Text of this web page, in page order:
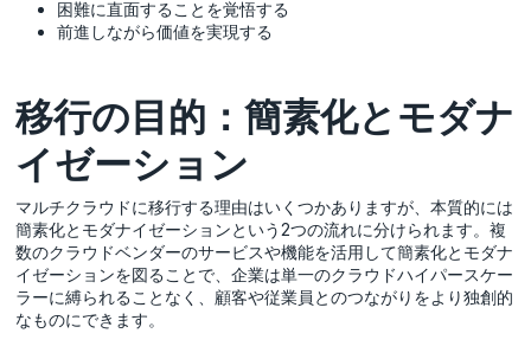
困難に直面することを覚悟する
前進しながら価値を実現する
移行の目的：簡素化とモダナ
イゼーション
マルチクラウドに移行する理由はいくつかありますが、本質的には
簡素化とモダナイゼーションという2つの流れに分けられます。複
数のクラウドベンダーのサービスや機能を活用して簡素化とモダナ
イゼーションを図ることで、企業は単一のクラウドハイパースケー
ラーに縛られることなく、顧客や従業員とのつながりをより独創的
なものにできます。